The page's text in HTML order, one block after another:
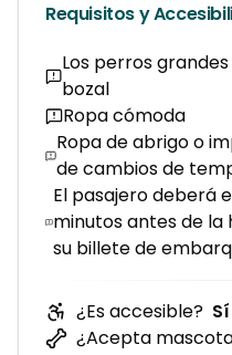
Requisitos y
Los perros
bozal
Ropa cómoda
Ropa de abrigo o
de cambios de
El pasajero deberá
minutos antes de la
su billete de
¿Es accesible? Sí
¿Acepta